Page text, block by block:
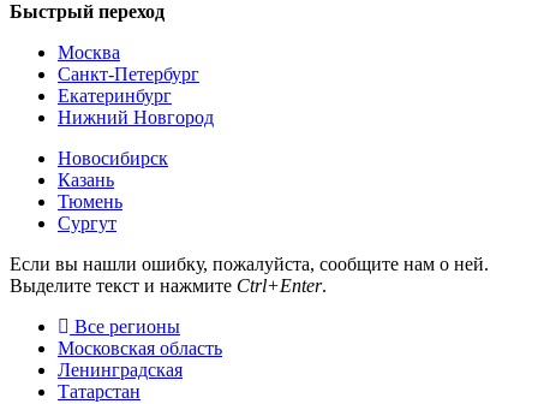
Быстрый переход
Москва
Санкт-Петербург
Екатеринбург
Нижний Новгород
Новосибирск
Казань
Тюмень
Сургут
Если вы нашли ошибку, пожалуйста, сообщите нам о ней.
Выделите текст и нажмите Ctrl+Enter.
Все регионы
Московская область
Ленинградская
Татарстан